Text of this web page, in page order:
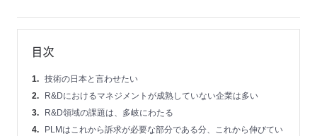
目次
技術の日本と言わせたい
R&Dにおけるマネジメントが成熟していない企業は多い
R&D領域の課題は、多岐にわたる
PLMはこれから訴求が必要な部分である分、これから伸びてい